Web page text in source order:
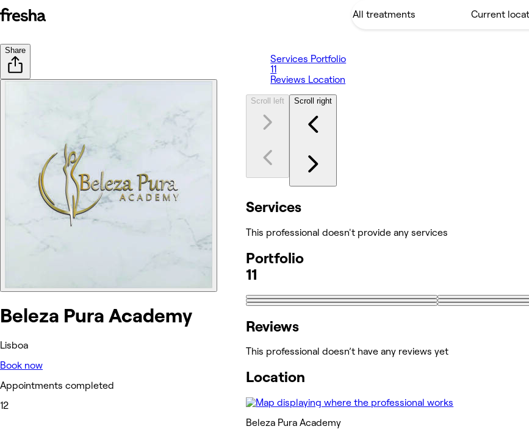
Share
Beleza Pura Academy
Lisboa
Book now
Appointments completed
12
Services Portfolio
11
Reviews Location
Scroll left Scroll right
Services
This professional doesn't provide any services
Portfolio
11
Reviews
This professional doesn’t have any reviews yet
Location
Beleza Pura Academy